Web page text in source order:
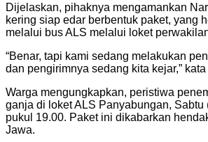
Dijelaskan, pihaknya mengamankan
kering siap edar berbentuk paket, yang
melalui bus ALS melalui loket
“Benar, tapi kami sedang melakukan
dan pengirimnya sedang kita kejar,” kata
Warga mengungkapkan, peristiwa
ganja di loket ALS Panyabungan, Sabtu
pukul 19.00. Paket ini dikabarkan
Jawa.